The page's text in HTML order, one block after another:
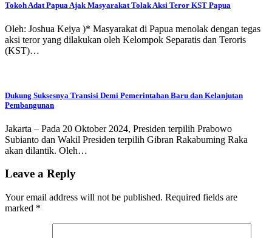
Tokoh Adat Papua Ajak Masyarakat Tolak Aksi Teror KST Papua
Oleh: Joshua Keiya )* Masyarakat di Papua menolak dengan tegas
aksi teror yang dilakukan oleh Kelompok Separatis dan Teroris
(KST)…
Dukung Suksesnya Transisi Demi Pemerintahan Baru dan Kelanjutan
Pembangunan
Jakarta – Pada 20 Oktober 2024, Presiden terpilih Prabowo
Subianto dan Wakil Presiden terpilih Gibran Rakabuming Raka
akan dilantik. Oleh…
Leave a Reply
Your email address will not be published. Required fields are
marked *